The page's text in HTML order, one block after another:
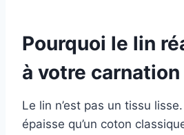
Pourquoi le lin
à votre carnation
Le lin n’est pas un tissu
épaisse qu’un coton